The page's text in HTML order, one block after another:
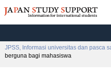
JPSS, Informasi universitas dan pasca
berguna bagi mahasiswa